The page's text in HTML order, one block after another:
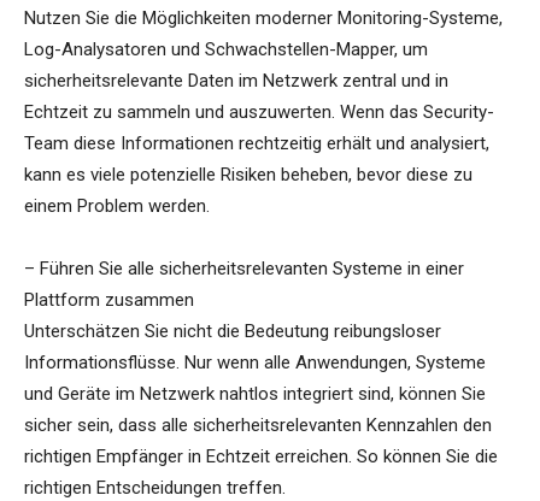
Nutzen Sie die Möglichkeiten moderner Monitoring-Systeme,
Log-Analysatoren und Schwachstellen-Mapper, um
sicherheitsrelevante Daten im Netzwerk zentral und in
Echtzeit zu sammeln und auszuwerten. Wenn das Security-
Team diese Informationen rechtzeitig erhält und analysiert,
kann es viele potenzielle Risiken beheben, bevor diese zu
einem Problem werden.
– Führen Sie alle sicherheitsrelevanten Systeme in einer
Plattform zusammen
Unterschätzen Sie nicht die Bedeutung reibungsloser
Informationsflüsse. Nur wenn alle Anwendungen, Systeme
und Geräte im Netzwerk nahtlos integriert sind, können Sie
sicher sein, dass alle sicherheitsrelevanten Kennzahlen den
richtigen Empfänger in Echtzeit erreichen. So können Sie die
richtigen Entscheidungen treffen.